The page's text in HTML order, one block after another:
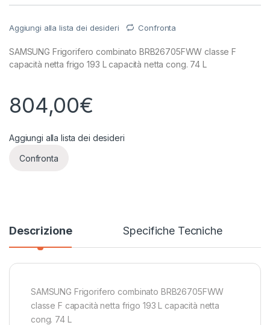
Aggiungi alla lista dei desideri Confronta
SAMSUNG Frigorifero combinato BRB26705FWW classe F
capacità netta frigo 193 L capacità netta cong. 74 L
804,00€
Aggiungi alla lista dei desideri
Confronta
Descrizione Specifiche Tecniche
SAMSUNG Frigorifero combinato BRB26705FWW
classe F capacità netta frigo 193 L capacità netta
cong. 74 L